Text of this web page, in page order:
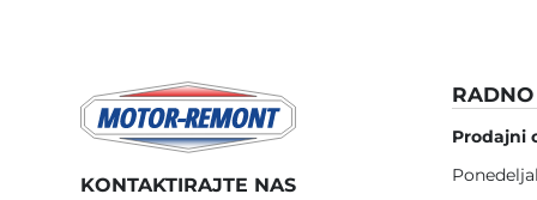
KONTAKTIRAJTE NAS
Prodajni